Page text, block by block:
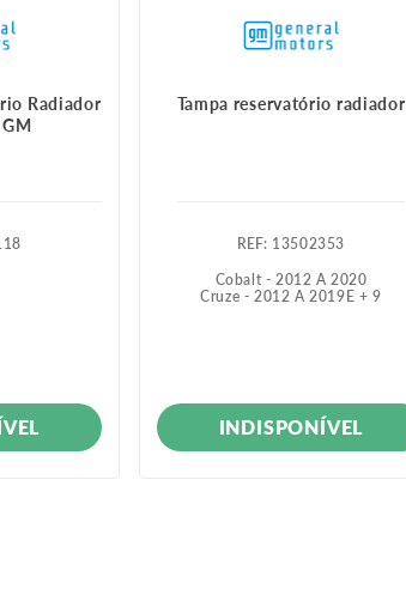
Radiador
Tampa reservatório radiador
: 13502353
Cobalt - 2012 A 2020
Cruze - 2012 A 2019 E + 9
INDISPONÍVEL